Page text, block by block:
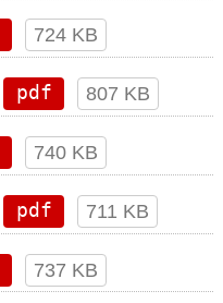
724 KB
pdf 807 KB
740 KB
pdf 711 KB
737 KB